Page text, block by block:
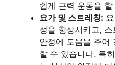
쉽게 근력 운동을
요가 및 스트레칭:
성을 향상시키고,
안정에 도움을 주어
할 수 있습니다. 특